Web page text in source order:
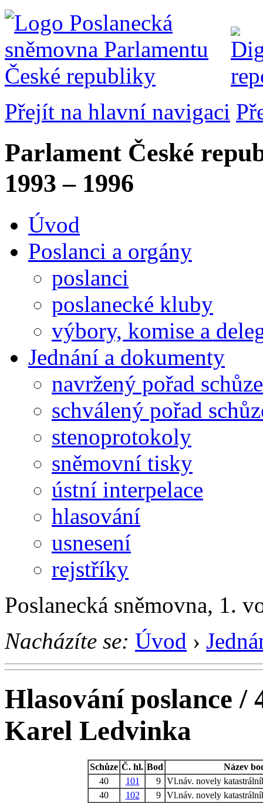
Přejít na hlavní navigaci
Parlament České
1993 – 1996
Úvod
Poslanci a orgány
poslanci
poslanecké kluby
výbory, komise a
Jednání a dokumenty
navržený pořad schůze
schválený pořad
stenoprotokoly
sněmovní tisky
ústní interpelace
hlasování
usnesení
rejstříky
Poslanecká sněmovna, 1.
Nacházíte se: Úvod ›
Hlasování poslance /
Karel Ledvinka
Schůze Č. hl. Bod
Název
40
101 9 Vl.náv. novely
40
102 9 Vl.náv. novely